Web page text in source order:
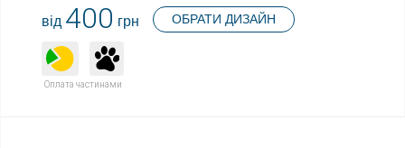
ОБРАТИ ДИЗАЙН
від 400 грн
Оплата частинами